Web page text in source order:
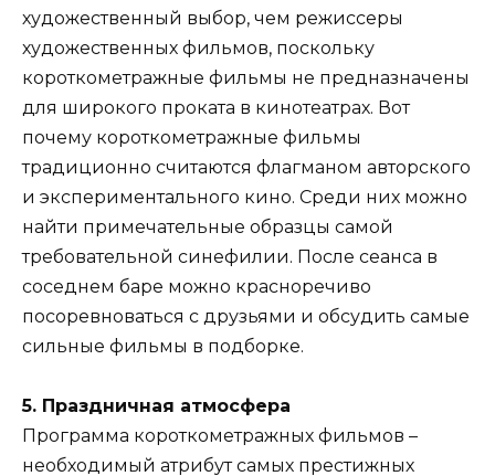
художественный выбор, чем режиссеры
художественных фильмов, поскольку
короткометражные фильмы не предназначены
для широкого проката в кинотеатрах. Вот
почему короткометражные фильмы
традиционно считаются флагманом авторского
и экспериментального кино. Среди них можно
найти примечательные образцы самой
требовательной синефилии. После сеанса в
соседнем баре можно красноречиво
посоревноваться с друзьями и обсудить самые
сильные фильмы в подборке.
5. Праздничная атмосфера
Программа короткометражных фильмов –
необходимый атрибут самых престижных